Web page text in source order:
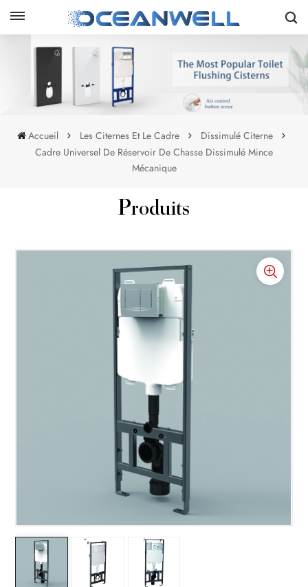
Accueil Les Citernes Et Le Cadre
Dissimulé Citerne
Cadre Universel De Réservoir De Chasse Dissimulé Mince
Mécanique
Produits